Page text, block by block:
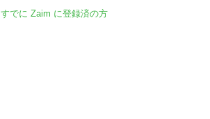
すでに Zaim に登録済の方